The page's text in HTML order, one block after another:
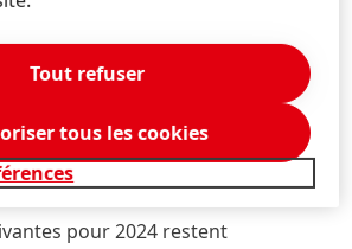
l’ordre d’un pourcentage à un
ou le milieu de la fourchette
: impact négatif de l’ordre d’un
chiffre dans le milieu de la
pour 2024 restent
Tout refuser
tous les cookies